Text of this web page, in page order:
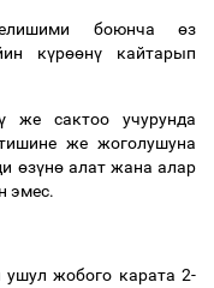
боюнча өз
күрөөнү
кайтарып
же сактоо
учурунда
же жоголушуна
өзүнө алат жана алар
н эмес.
ушул жобого карата 2-